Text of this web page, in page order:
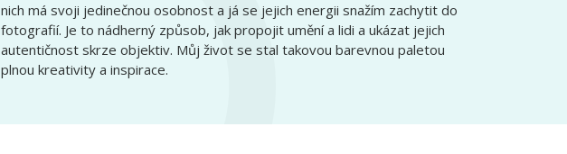
nich má svoji jedinečnou osobnost a já se jejich energii snažím zachytit do
fotografií. Je to nádherný způsob, jak propojit umění a lidi a ukázat jejich
autentičnost skrze objektiv. Můj život se stal takovou barevnou paletou
plnou kreativity a inspirace.